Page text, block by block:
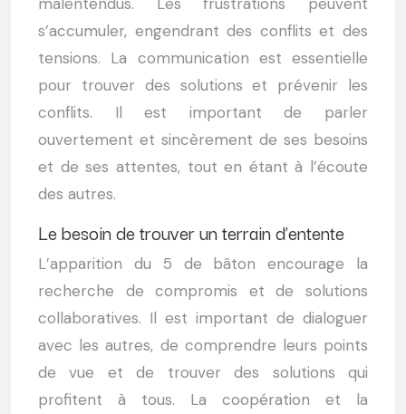
s’accumuler, engendrant des conflits et des
tensions. La communication est essentielle
pour trouver des solutions et prévenir les
conflits. Il est important de parler
ouvertement et sincèrement de ses besoins
et de ses attentes, tout en étant à l’écoute
des autres.
Le besoin de trouver un terrain d’entente
L’apparition du 5 de bâton encourage la
recherche de compromis et de solutions
collaboratives. Il est important de dialoguer
avec les autres, de comprendre leurs points
de vue et de trouver des solutions qui
profitent à tous. La coopération et la